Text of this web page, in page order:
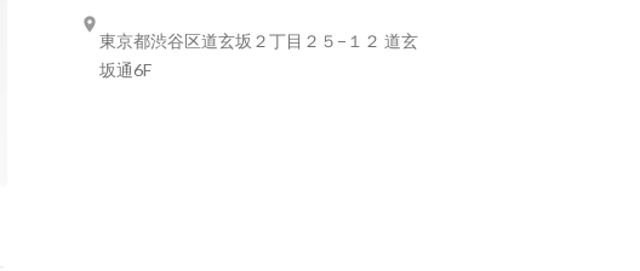
東京都渋谷区道玄坂２丁目２５−１２ 道玄
坂通6F